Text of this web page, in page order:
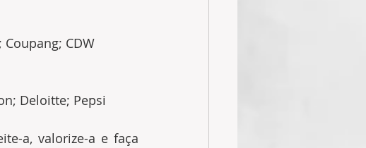
CDW
Deloitte; Pepsi
a, valorize-a e faça